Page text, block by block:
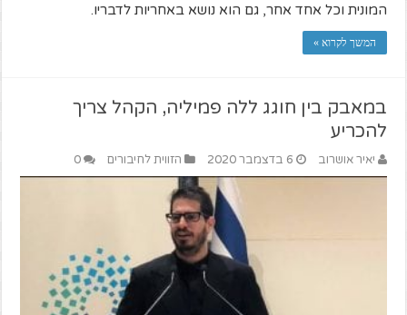
המונית וכל אחד אחר, גם הוא נושא באחריות לדבריו.
המשך לקרוא »
במאבק בין חוגג ללה פמיליה, הקהל צריך
להכריע
יאיר אושרוב 6 בדצמבר 2020 הזווית לחיבורים 0